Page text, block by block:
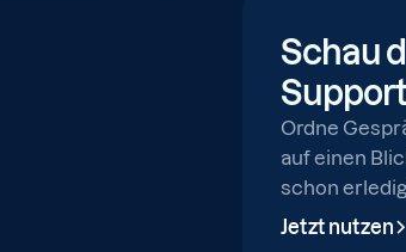
Schau
Ordne
auf einen
schon
Jetzt nutzen